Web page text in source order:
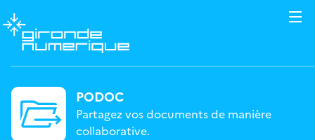
PODOC
Partagez vos documents de manière
collaborative.